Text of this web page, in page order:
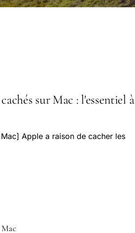
sur Mac : l'essentiel à
Apple a raison de cacher les
Mac